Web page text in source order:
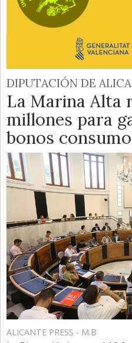
DIPUTACIÓN DE
La Marina Alta
millones para
bonos consumo
ALICANTE PRESS - M.B